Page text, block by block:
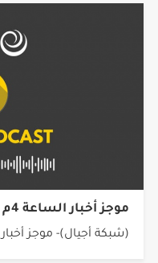
موجز أخبار الساعة 4م 2026/08/05
(شبكة أجيال)- موجز أخبار الساعة